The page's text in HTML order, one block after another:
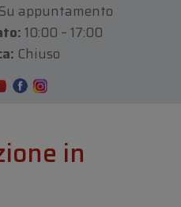
appuntamento
10:00 – 17:00
Chiuso
in